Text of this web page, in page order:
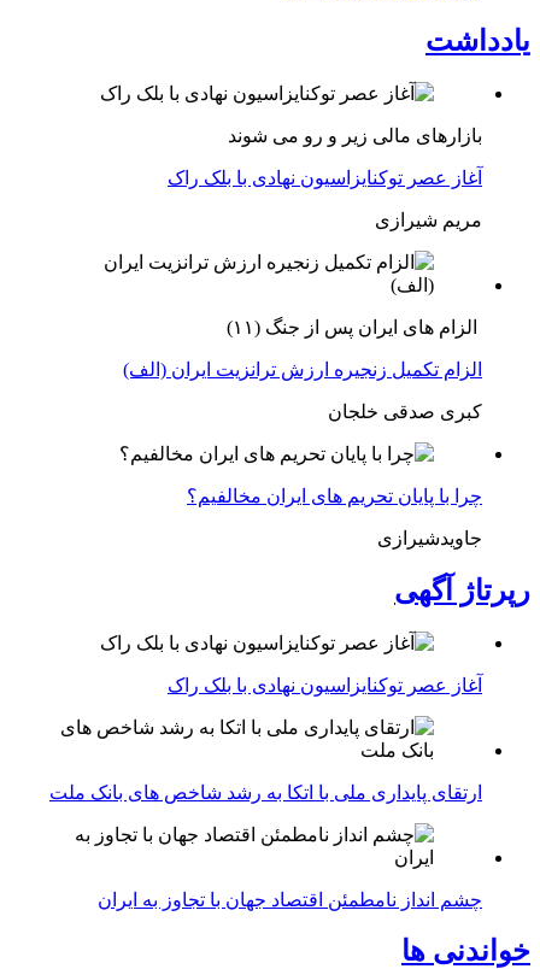
یادداشت
بازارهای مالی زیر و رو می شوند
آغاز عصر توکنایزاسیون نهادی با بلک راک
مریم شیرازی
الزام های ایران پس از جنگ (۱۱)
الزام تکمیل زنجیره ارزش ترانزیت ایران (الف)
کبری صدقی خلجان
چرا با پایان تحریم های ایران مخالفیم؟
جاویدشیرازی
رپرتاژ آگهی
آغاز عصر توکنایزاسیون نهادی با بلک راک
ارتقای پایداری ملی با اتکا به رشد شاخص های بانک ملت
چشم انداز نامطمئن اقتصاد جهان با تجاوز به ایران
خواندنی ها